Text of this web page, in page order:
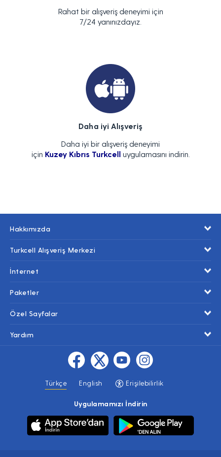
Rahat bir alışveriş deneyimi için
7/24 yanınızdayız.
Daha iyi Alışveriş
Daha iyi bir alışveriş deneyimi
için Kuzey Kıbrıs Turkcell uygulamasını indirin.
Hakkımızda
Turkcell Alışveriş Merkezi
İnternet
Paketler
Özel Sayfalar
Yardım
Türkçe English Erişilebilirlik
Uygulamamızı İndirin